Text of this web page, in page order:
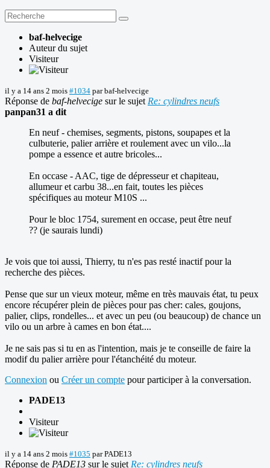
baf-helvecige
Auteur du sujet
Visiteur
il y a 14 ans 2 mois #1034 parbaf-helvecige
Réponse de baf-helvecige sur le sujet Re: cylindres neufs
panpan31 a dit
En neuf - chemises, segments, pistons, soupapes et la
culbuterie, palier arrière et roulement avec un vilo...la
pompe a essence et autre bricoles...
En occase - AAC, tige de dépresseur et chapiteau,
allumeur et carbu 38...en fait, toutes les pièces
spécifiques au moteur M10S ...
Pour le bloc 1754, surement en occase, peut être neuf
?? (je saurais lundi)
Je vois que toi aussi, Thierry, tu n'es pas resté inactif pour la
recherche des pièces.
Pense que sur un vieux moteur, même en très mauvais état, tu peux
encore récupérer plein de pièces pour pas cher: cales, goujons,
palier, clips, rondelles... et avec un peu (ou beaucoup) de chance un
vilo ou un arbre à cames en bon état....
Je ne sais pas si tu en as l'intention, mais je te conseille de faire la
modif du palier arrière pour l'étanchéité du moteur.
Connexion ou Créer un compte pour participer à la conversation.
PADE13
Visiteur
il y a 14 ans 2 mois #1035 parPADE13
Réponse de PADE13 sur le sujet Re: cylindres neufs